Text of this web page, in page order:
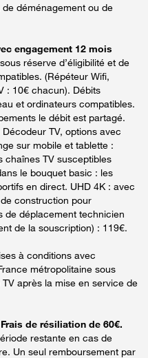
déménagement ou de
engagement 12 mois
réserve d’éligibilité et de
(Répéteur Wifi,
: 10€ chacun). Débits
et ordinateurs compatibles.
le débit est partagé.
TV, options avec
sur mobile et tablette :
chaînes TV susceptibles
le bouquet basic : les
en direct. UHD 4K : avec
construction pour
de déplacement technicien
de la souscription) : 119€.
à conditions avec
métropolitaine sous
après la mise en service de
de résiliation de 60€.
restante en cas de
Un seul remboursement par